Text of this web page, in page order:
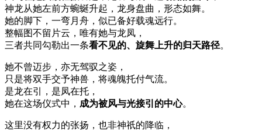
神龙从她左前方蜿蜒升起，龙身盘曲，形态如舞。
她的脚下，一弯月舟，似已备好载魂远行。
整幅图不留片云，唯有她与龙凤，
三者共同勾勒出一条看不见的、旋舞上升的归天路径。
她不曾迈步，亦无驾驭之姿，
只是将双手交予神兽，将魂魄托付气流。
是龙在引，是凤在托，
她在这场仪式中， 成为被风与光接引的中心。
这里没有权力的张扬，也非神祇的降临，